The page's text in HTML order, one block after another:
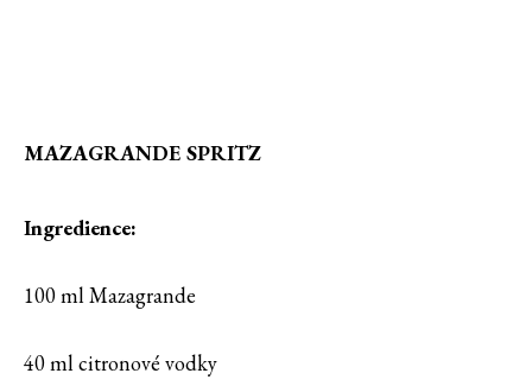
MAZAGRANDE SPRITZ
Ingredience:
100 ml Mazagrande
40 ml citronové vodky